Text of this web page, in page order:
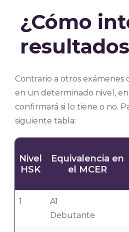
¿Cómo
Contrario a otros
en un determinado nivel,
confirmará si lo tiene o no.
siguiente tabla:
Nivel
HSK
Equivalencia en
el MCER
1
A1
Debutante